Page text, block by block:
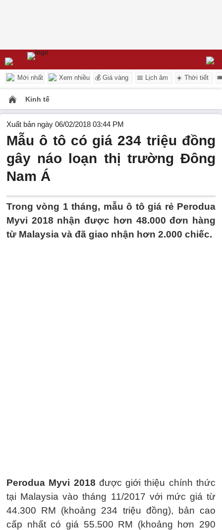
Mới nhất Xem nhiều 💰 Giá vàng 📅 Lịch âm ☀️ Thời tiết
Kinh tế
Xuất bản ngày 06/02/2018 03:44 PM
Mẫu ô tô có giá 234 triệu đồng
gây náo loạn thị trường Đông
Nam Á
Trong vòng 1 tháng, mẫu ô tô giá rẻ Perodua
Myvi 2018 nhận được hơn 48.000 đơn hàng
từ Malaysia và đã giao nhận hơn 2.000 chiếc.
Perodua Myvi 2018 được giới thiệu chính thức
tại Malaysia vào tháng 11/2017 với mức giá từ
44.300 RM (khoảng 234 triệu đồng), bản cao
cấp nhất có giá 55.500 RM (khoảng hơn 290